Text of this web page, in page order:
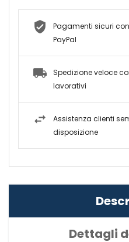
Pagamenti sicuri
PayPal
Spedizione veloce
lavorativi
Assistenza clienti
disposizione
Dettagli